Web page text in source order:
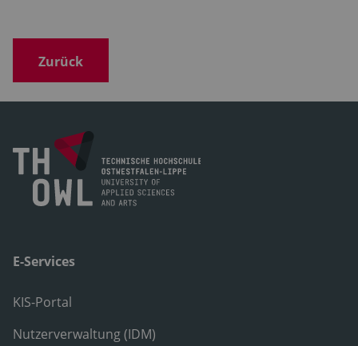
Zurück
E-Services
KIS-Portal
Nutzerverwaltung (IDM)